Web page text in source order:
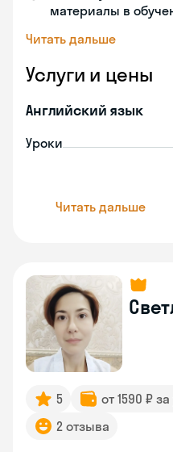
материалы в
Читать дальше
Услуги и цены
Английский язык
Уроки
Читать дальше
5 от 1590 ₽
2 отзыва